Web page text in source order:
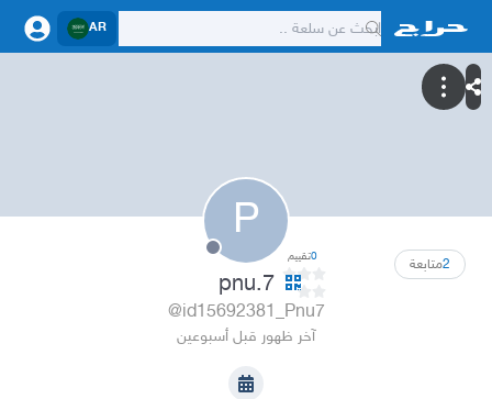
AR
P
2متابعة 0تقييم
pnu.7
@id15692381_Pnu7
آخر ظهور قبل أسبوعين